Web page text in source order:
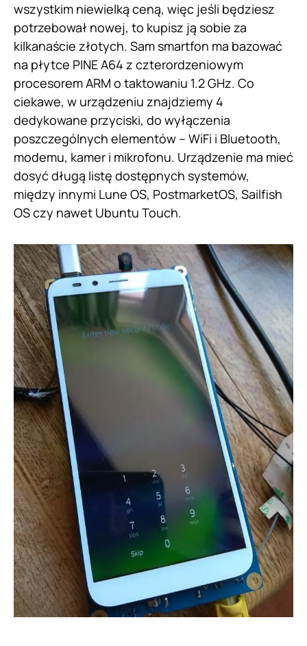
wszystkim niewielką ceną, więc jeśli będziesz
potrzebował nowej, to kupisz ją sobie za
kilkanaście złotych. Sam smartfon ma bazować
na płytce PINE A64 z czterordzeniowym
procesorem ARM o taktowaniu 1.2 GHz. Co
ciekawe, w urządzeniu znajdziemy 4
dedykowane przyciski, do wyłączenia
poszczególnych elementów – WiFi i Bluetooth,
modemu, kamer i mikrofonu. Urządzenie ma mieć
dosyć długą listę dostępnych systemów,
między innymi Lune OS, PostmarketOS, Sailfish
OS czy nawet Ubuntu Touch.